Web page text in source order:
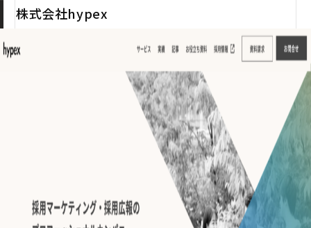
株式会社hypex